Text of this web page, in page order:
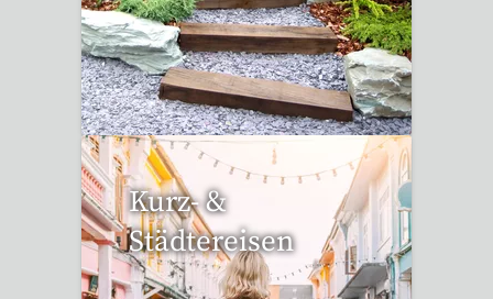
3 Reisen gefunden
Kurz- &
Städtereisen